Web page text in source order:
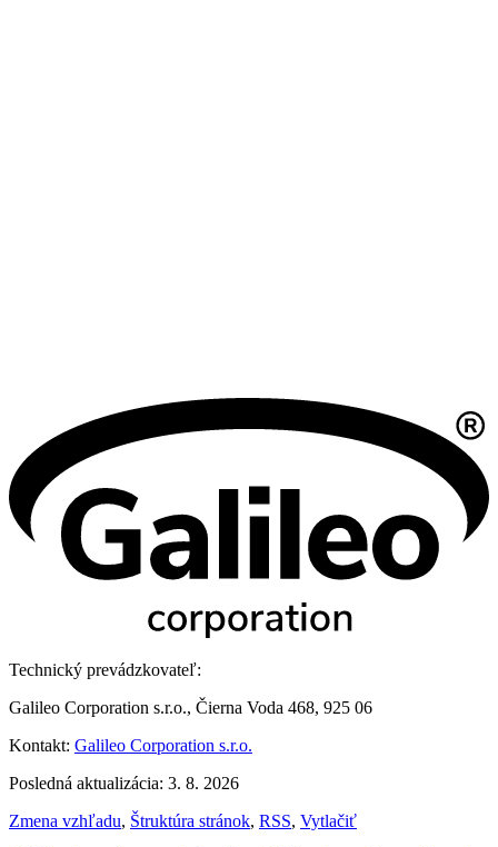
Technický prevádzkovateľ:
Galileo Corporation s.r.o., Čierna Voda 468, 925 06
Kontakt: Galileo Corporation s.r.o.
Posledná aktualizácia: 3. 8. 2026
Zmena vzhľadu, Štruktúra stránok, RSS, Vytlačiť